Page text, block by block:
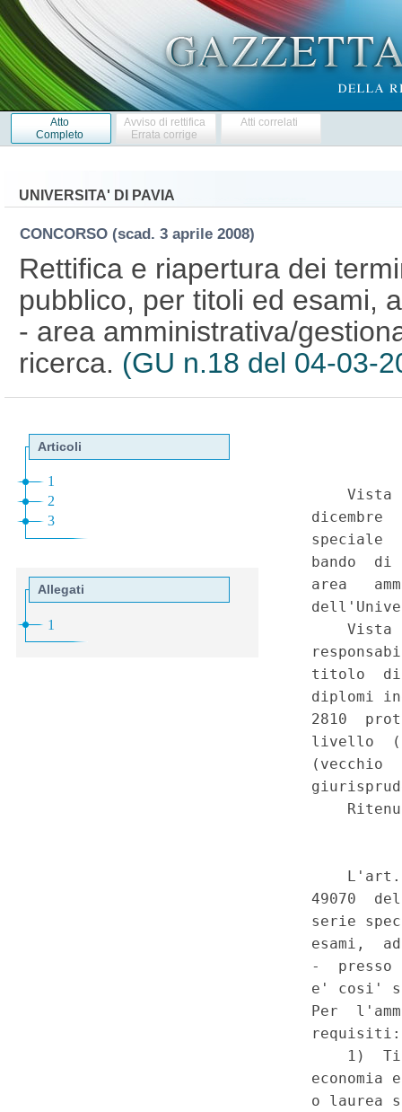
Atto
Completo
Avviso di rettifica
Errata corrige
Atti correlati
UNIVERSITA' DI PAVIA
CONCORSO (scad. 3 aprile 2008)
Rettifica e riapertura dei
pubblico, per titoli ed esami,
- area amministrativa/
ricerca. (GU n.18 del 04-03-